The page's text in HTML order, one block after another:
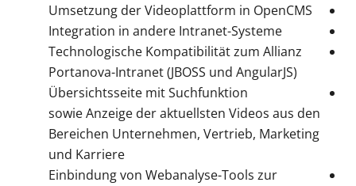
Umsetzung der Videoplattform in OpenCMS
Integration in andere Intranet-Systeme
Technologische Kompatibilität zum Allianz
Portanova-Intranet (JBOSS und AngularJS)
Übersichtsseite mit Suchfunktion
sowie Anzeige der aktuellsten Videos aus den
Bereichen Unternehmen, Vertrieb, Marketing
und Karriere
Einbindung von Webanalyse-Tools zur